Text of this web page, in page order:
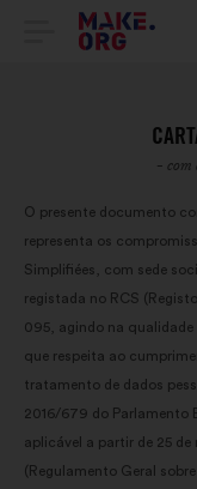
IR
DO
SÍTIO
- com
O presente documento
representa os
Simplifiées, com sede
registada no RCS
095, agindo na
que respeita ao
tratamento de dados
2016/679 do Parlamento
aplicável a partir de 25 de
(Regulamento Geral